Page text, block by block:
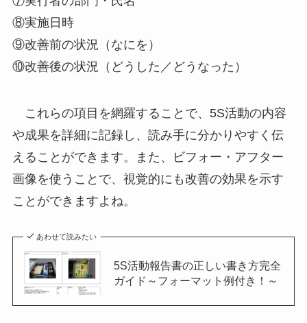
⑧実施日時
⑨改善前の状況（なにを）
⑩改善後の状況（どうした／どうなった）
これらの項目を網羅することで、5S活動の内容
や成果を詳細に記録し、読み手に分かりやすく伝
えることができます。また、ビフォー・アフター
画像を使うことで、視覚的にも改善の効果を示す
ことができますよね。
あわせて読みたい
5S活動報告書の正しい書き方完全
ガイド～フォーマット例付き！～